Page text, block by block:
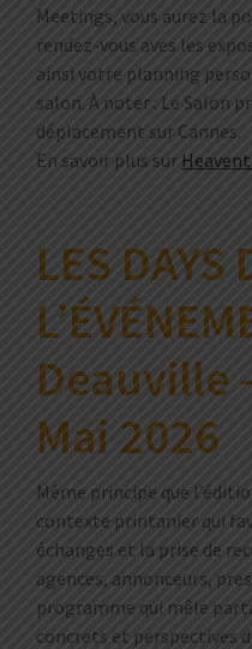
Meetings, vous aurez la
rendez-vous aves les
ainsi votre planning
salon. À noter : Le Salon
déplacement sur Cannes.
En savoir plus sur
LES DAYS
Deauville
Mai 2026
Même principe que
contexte printanier qui
échanges et la prise de
agences, annonceurs,
programme qui mêle
concrets et perspectives